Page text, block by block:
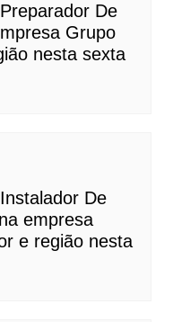
De
Grupo
nesta sexta
De
empresa
e região nesta